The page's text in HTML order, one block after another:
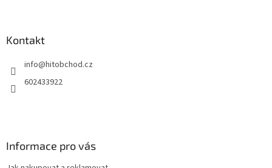
Kontakt
info@hitobchod.cz
602433922
Informace pro vás